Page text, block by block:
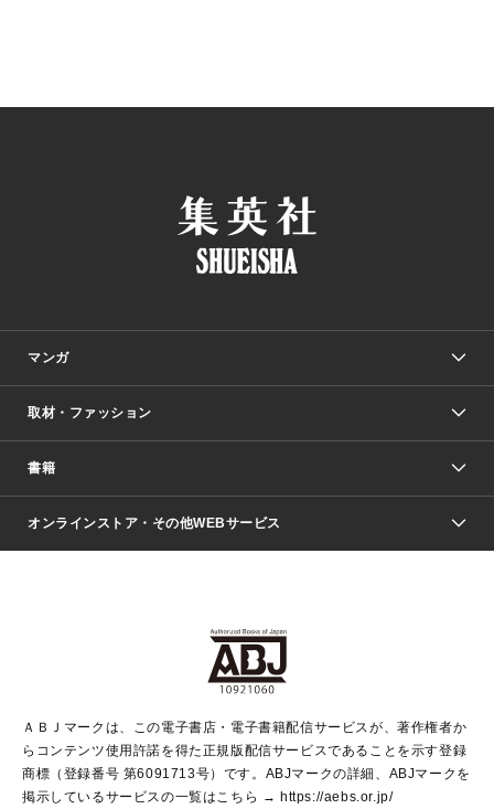
マンガ
少年マンガ
Vジャンプ
ジャンプルーキー！
ジャンプTOON
週刊ヤングジャンプ
ウルトラジャンプ
少女マンガ
リマコミ＋
マンガMeets
月刊オフィスユー
取材・ファッション
Seventeen
LEE
Marisol
芸能・情報・スポーツ
パラスポ＋！
書籍
文芸・文庫・総合
青春と読書
アジア人物史
集英社新書
集英社新書プラス
よみタイ
ライトノベル・ノベライズ
集英社Webマガジン Cobalt
集英社オレンジ文庫
シフォン文庫
集英社みらい文庫
S-KIDS.LAND
オンラインストア・その他WEBサービス
SHUEISHA MANGA-ART HERITAGE
HAPPY PLUS STORE
shueisha vox
EDITOR'S LAB
ＡＢＪマークは、この電子書店・電子書籍配信サービスが、著作権者か
らコンテンツ使用許諾を得た正規版配信サービスであることを示す登録
商標（登録番号 第6091713号）です。ABJマークの詳細、ABJマークを
掲示しているサービスの一覧はこちら → https://aebs.or.jp/